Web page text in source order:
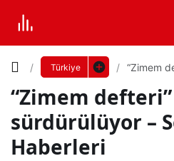
Türkiye
“Zimem
“Zimem
sürdürülüyor –
Haberleri
“Zi
Yazı
Boyutunu
Ayarla